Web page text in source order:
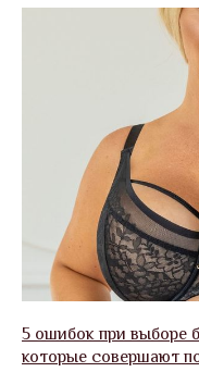
5 ошибок при выборе
которые совершают